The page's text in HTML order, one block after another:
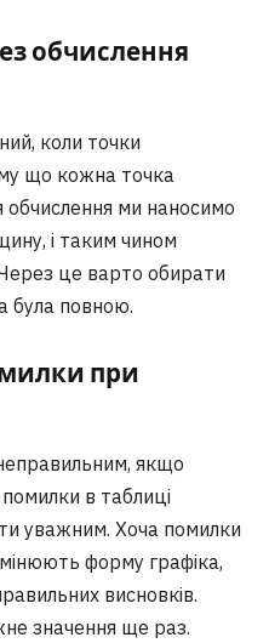
обчислення
коли точки
що кожна точка
обчислення ми наносимо
і таким чином
це варто обирати
була повною.
при
якщо
в таблиці
уважним. Хоча помилки
форму графіка,
висновків.
значення ще раз.